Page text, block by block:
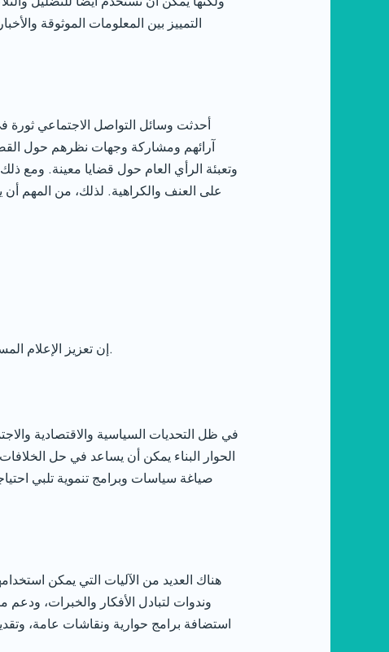
التمييز بين المعلومات الموثوقة
أحدثت وسائل التواصل الاجتماعي ثورة
آرائهم ومشاركة وجهات نظرهم حول
وتعبئة الرأي العام حول قضايا معينة. ومع
على العنف والكراهية. لذلك، من المهم
إن تعزيز الإعلام المستقل والموضوعي هو أمر ضروري لضمان ديمقراطية حقيقية ومشاركة فعالة للمواطنين في الحياة السياسية.
في ظل التحديات السياسية والاقتصادية
الحوار البناء يمكن أن يساعد في حل
صياغة سياسات وبرامج تنموية تلبي
هناك العديد من الآليات التي يمكن
وندوات لتبادل الأفكار والخبرات،
استضافة برامج حوارية ونقاشات عامة،